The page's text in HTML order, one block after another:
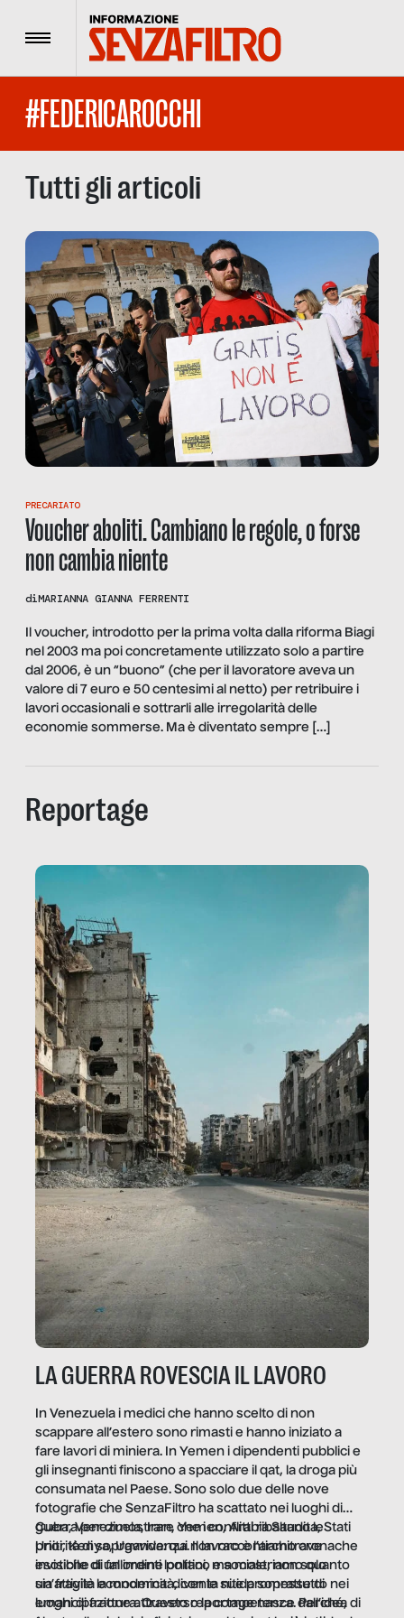
Menu
#FEDERICAROCCHI
Tutti gli articoli
PRECARIATO
Voucher aboliti. Cambiano le regole, o forse
non cambia niente
diMARIANNA GIANNA FERRENTI
Il voucher, introdotto per la prima volta dalla riforma Biagi
nel 2003 ma poi concretamente utilizzato solo a partire
dal 2006, è un “buono” (che per il lavoratore aveva un
valore di 7 euro e 50 centesimi al netto) per retribuire i
lavori occasionali e sottrarli alle irregolarità delle
economie sommerse. Ma è diventato sempre […]
Reportage
LA GUERRA ROVESCIA IL LAVORO
In Venezuela i medici che hanno scelto di non
scappare all’estero sono rimasti e hanno iniziato a
fare lavori di miniera. In Yemen i dipendenti pubblici e
gli insegnanti finiscono a spacciare il qat, la droga più
consumata nel Paese. Sono solo due delle nove
fotografie che SenzaFiltro ha scattato nei luoghi di
guerra per dimostrare che i conflitti ribaltano le
priorità di sopravvivenza. Il lavoro è l’architrave
invisibile di un ordine politico e sociale, non solo
un’attività economica: diventa nitida soprattutto nei
luoghi di frattura. Questo reportage nasce dall’idea
Cuba, Venezuela, Iran, Yemen, Arabia Saudita, Stati
Uniti, Kenya, Uganda: qui non raccontiamo cronache
esotiche di fallimenti lontani, ma mostriamo quanto
sia fragile la modernità, con le sue promesse di
emancipazione attraverso la competenza. Perché, di